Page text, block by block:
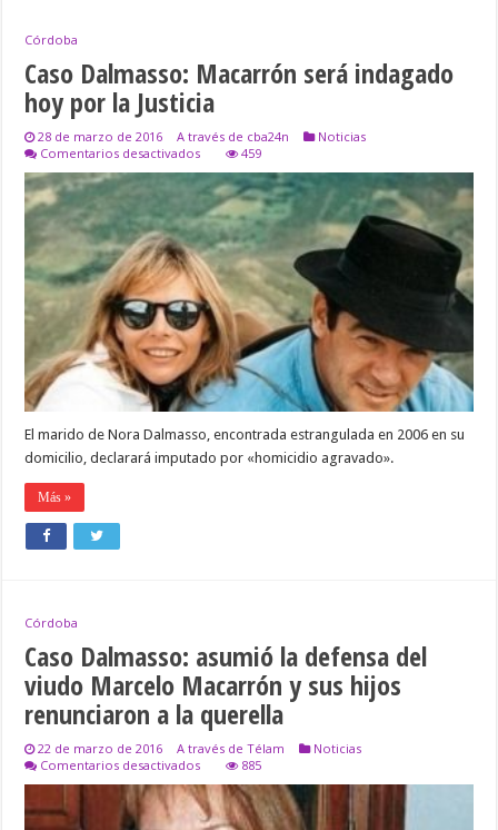
Córdoba
Caso Dalmasso: Macarrón será indagado
hoy por la Justicia
28 de marzo de 2016 A través de cba24n
Noticias
Comentarios desactivadosen
Dalmasso:
Macarrón
será
indagado
hoy
por
la
Justicia
459
El marido de Nora Dalmasso, encontrada estrangulada en 2006 en su
domicilio, declarará imputado por «homicidio agravado».
Más »
Córdoba
Caso Dalmasso: asumió la defensa del
viudo Marcelo Macarrón y sus hijos
renunciaron a la querella
22 de marzo de 2016 A través de Télam
Noticias
Comentarios desactivadosen
Dalmasso:
asumió
885